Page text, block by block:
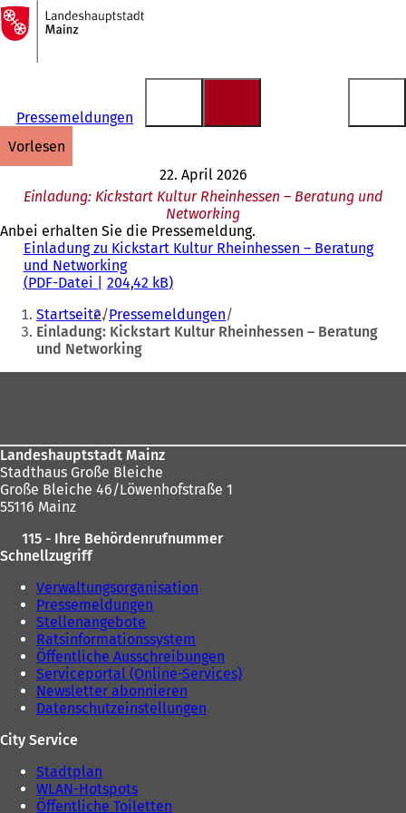
Inhalt anspringen
Zur
Startseite
Pressemeldungen
vorlesen
22. April 2026
Einladung: Kickstart Kultur Rheinhessen – Beratung und
Networking
Anbei erhalten Sie die Pressemeldung.
Einladung zu Kickstart Kultur Rheinhessen – Beratung
und Networking
PDF-Datei 204,42 kB
Sie
befinden
sich
hier:
Startseite Pressemeldungen
Einladung: Kickstart Kultur Rheinhessen – Beratung
und Networking
Landeshauptstadt Mainz
Stadthaus Große Bleiche
Große Bleiche 46/Löwenhofstraße 1
55116 Mainz
115 - Ihre Behördenrufnummer
Schnellzugriff
Verwaltungsorganisation
Pressemeldungen
Stellenangebote
Ratsinformationssystem
Öffentliche Ausschreibungen
Serviceportal (Online-Services)
Newsletter abonnieren
Datenschutzeinstellungen
City Service
Stadtplan
WLAN-Hotspots
Öffentliche Toiletten